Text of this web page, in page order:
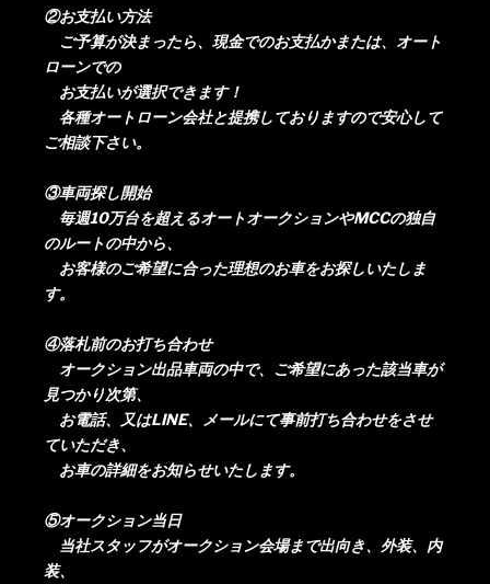
②お支払い方法
ご予算が決まったら、現金でのお支払かまたは、オート
ローンでの
お支払いが選択できます！
各種オートローン会社と提携しておりますので安心して
ご相談下さい。
③車両探し開始
毎週10万台を超えるオートオークションやMCCの独自
のルートの中から、
お客様のご希望に合った理想のお車をお探しいたしま
す。
④落札前のお打ち合わせ
オークション出品車両の中で、ご希望にあった該当車が
見つかり次第、
お電話、又はLINE、メールにて事前打ち合わせをさせ
ていただき、
お車の詳細をお知らせいたします。
⑤オークション当日
当社スタッフがオークション会場まで出向き、外装、内
装、